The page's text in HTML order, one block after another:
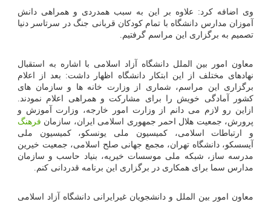
وی اضافه کرد: علاوه بر این به سبب همدردی و همراهی دانش
آموزان مدارس دانشگاه با تمام کودکان قربانی جنگ در سرتاسر دنیا
تصمیم به برگزاری این مراسم گرفتیم.
معاون امور بین الملل دانشگاه آزاد اسلامی با اشاره به استقبال
نهادهای مختلف از این ابتکار دانشگاه اظهار داشت: بعد از اعلام
برگزاری این مراسم، شماری از وزارت خانه ها و سازمان های
کشور آمادگی خویش را برای مشارکت و همراهی اعلام نمودند.
ازاین رو لازم می دانم از وزارت امور خارجه، وزارت آموزش و
پرورش، جمعیت هلال احمر جمهوری اسلامی ایران، سازمان فرهنگ
و ارتباطات اسلامی، کمیسیون ملی یونسکو، کمیسیون ملی
آیسسکو، دانشگاه تهران، مجمع جهانی صلح اسلامی، جمعیت خیرین
مدرسه ساز، شبکه ملی موسسات خیریه، بنیاد حاسب و سازمان
مدارس سما برای همکاری در برگزاری این برنامه قدردانی کنم.
معاون امور بین الملل و دانشجویان غیرایرانی دانشگاه آزاد اسلامی